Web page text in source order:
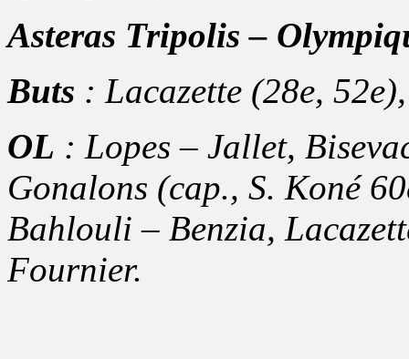
Asteras Tripolis –
Buts : Lacazette (28e,
OL : Lopes – Jallet,
Gonalons (cap., S. Koné
Bahlouli – Benzia,
Fournier.